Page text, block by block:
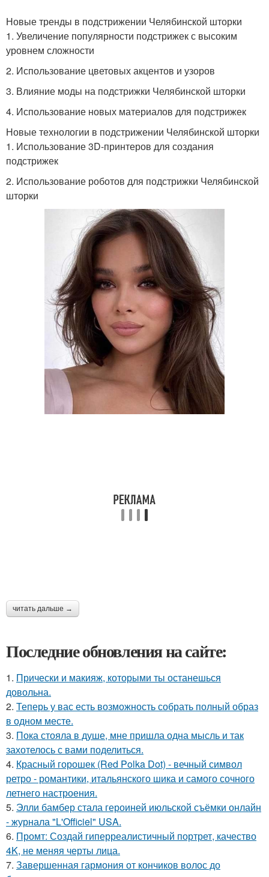
Новые тренды в подстрижении Челябинской шторки
1. Увеличение популярности подстрижек с высоким
уровнем сложности
2. Использование цветовых акцентов и узоров
3. Влияние моды на подстрижки Челябинской шторки
4. Использование новых материалов для подстрижек
Новые технологии в подстрижении Челябинской шторки
1. Использование 3D-принтеров для создания
подстрижек
2. Использование роботов для подстрижки Челябинской
шторки
читать дальше →
Последние обновления на сайте:
1. Прически и макияж, которыми ты останешься
довольна.
2. Теперь у вас есть возможность собрать полный образ
в одном месте.
3. Пока стояла в душе, мне пришла одна мысль и так
захотелось с вами поделиться.
4. Красный горошек (Red Polka Dot) - вечный символ
ретро - романтики, итальянского шика и самого сочного
летнего настроения.
5. Элли бамбер стала героиней июльской съёмки онлайн
- журнала "L'Officiel" USA.
6. Промт: Создай гиперреалистичный портрет, качество
4K, не меняя черты лица.
7. Завершенная гармония от кончиков волос до